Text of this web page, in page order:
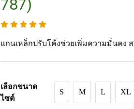
787)
แกนเหล็กปรับโค้งช่วยเพิ่มความมั่นคง
เลือกขนาด
ไซต์
S M L XL